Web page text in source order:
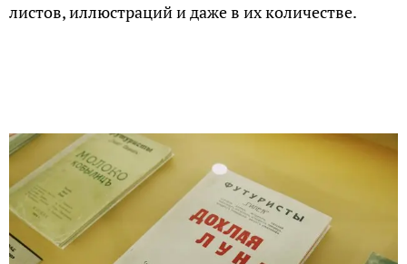
листов, иллюстраций и даже в их количестве.